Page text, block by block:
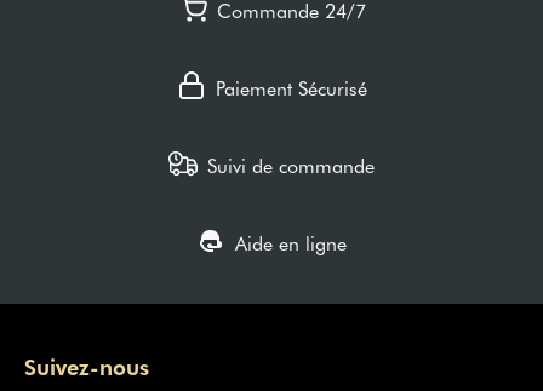
Commande 24/7
Paiement Sécurisé
Suivi de commande
Aide en ligne
Suivez-nous